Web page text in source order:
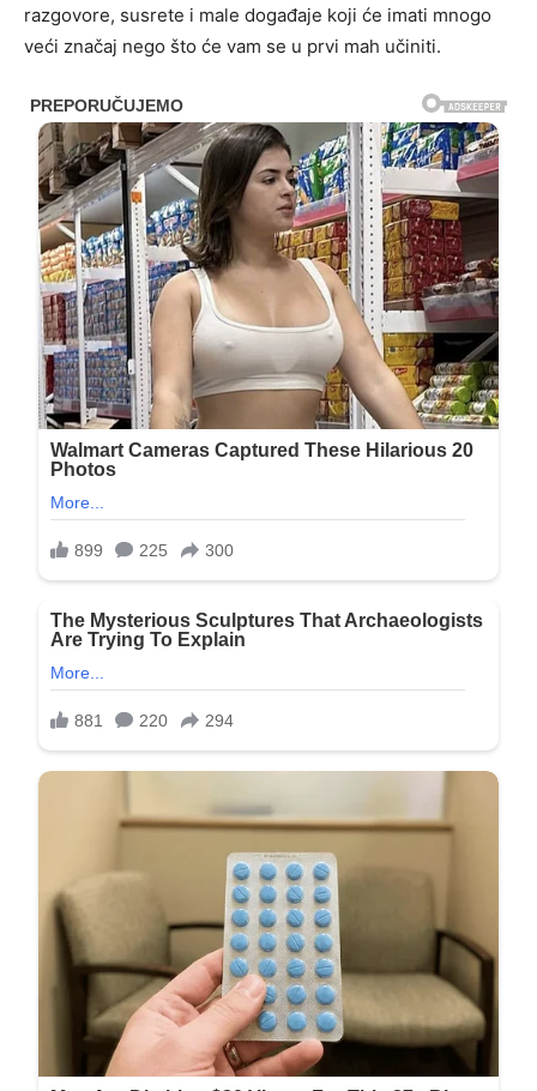
razgovore, susrete i male događaje koji će imati mnogo
veći značaj nego što će vam se u prvi mah učiniti.